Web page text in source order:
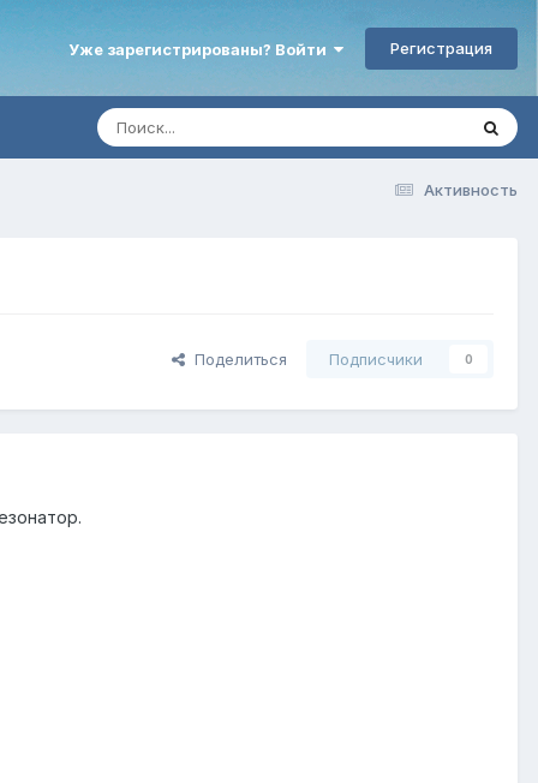
Уже зарегистрированы? Войти Регистрация
Активность
Поделиться Подписчики 0